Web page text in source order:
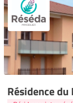
Résidence